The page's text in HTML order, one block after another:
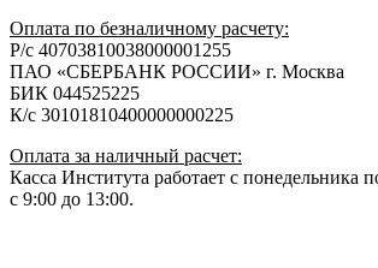
Оплата по безналичному расчету:
Р/с 40703810038000001255
ПАО «СБЕРБАНК РОССИИ» г. Москва
БИК 044525225
К/с 30101810400000000225
Оплата за наличный расчет:
Касса Института работает с понедельника
с 9:00 до 13:00.